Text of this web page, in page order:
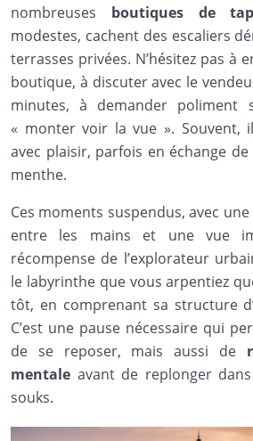
nombreuses boutiques de
modestes, cachent des escaliers
terrasses privées. N’hésitez pas à
boutique, à discuter avec le
minutes, à demander poliment
« monter voir la vue ». Souvent,
avec plaisir, parfois en échange de
menthe.
Ces moments suspendus, avec
entre les mains et une vue
récompense de l’explorateur
le labyrinthe que vous arpentiez
tôt, en comprenant sa structure
C’est une pause nécessaire qui
de se reposer, mais aussi de
mentale avant de replonger dans
souks.